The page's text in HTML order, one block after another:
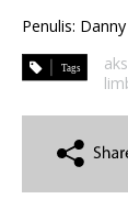
Penulis: